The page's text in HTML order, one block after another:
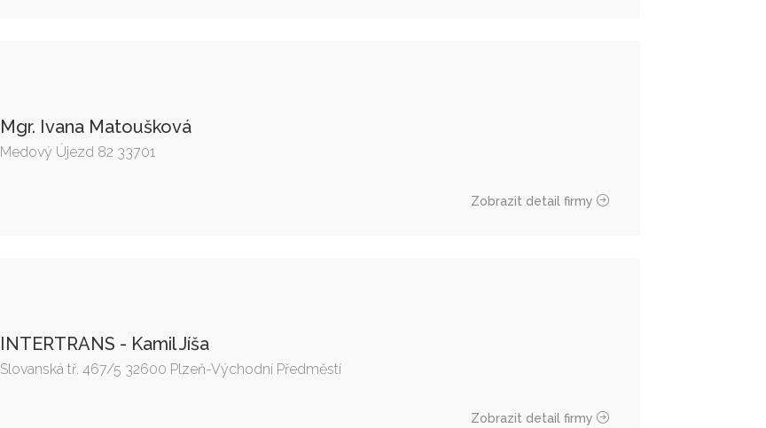
Mgr. Ivana Matoušková
Medový Újezd 82 33701
Zobrazit detail firmy
INTERTRANS - Kamil Jíša
Slovanská tř. 467/5 32600 Plzeň-Východní Předměstí
Zobrazit detail firmy